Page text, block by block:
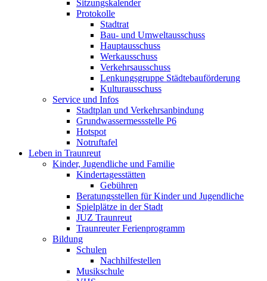
Sitzungskalender
Protokolle
Stadtrat
Bau- und Umweltausschuss
Hauptausschuss
Werkausschuss
Verkehrsausschuss
Lenkungsgruppe Städtebauförderung
Kulturausschuss
Service und Infos
Stadtplan und Verkehrsanbindung
Grundwassermessstelle P6
Hotspot
Notruftafel
Leben in Traunreut
Kinder, Jugendliche und Familie
Kindertagesstätten
Gebühren
Beratungsstellen für Kinder und Jugendliche
Spielplätze in der Stadt
JUZ Traunreut
Traunreuter Ferienprogramm
Bildung
Schulen
Nachhilfestellen
Musikschule